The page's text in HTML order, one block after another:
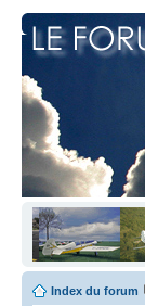
Index du forum